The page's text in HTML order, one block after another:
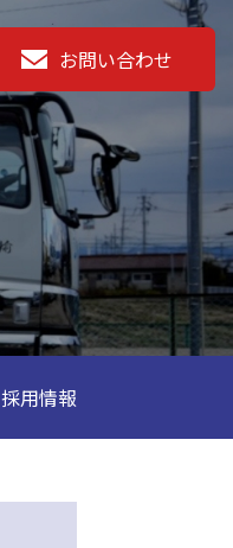
お問い合わせ
採用情報